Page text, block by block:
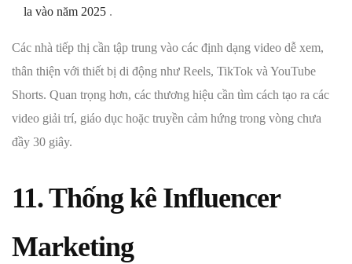
la vào năm 2025 .
Các nhà tiếp thị cần tập trung vào các định dạng video dễ xem,
thân thiện với thiết bị di động như Reels, TikTok và YouTube
Shorts. Quan trọng hơn, các thương hiệu cần tìm cách tạo ra các
video giải trí, giáo dục hoặc truyền cảm hứng trong vòng chưa
đầy 30 giây.
11. Thống kê Influencer
Marketing